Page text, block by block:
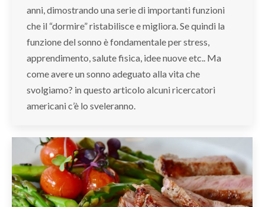
anni, dimostrando una serie di importanti funzioni
che il “dormire” ristabilisce e migliora. Se quindi la
funzione del sonno è fondamentale per stress,
apprendimento, salute fisica, idee nuove etc.. Ma
come avere un sonno adeguato alla vita che
svolgiamo? in questo articolo alcuni ricercatori
americani c’è lo sveleranno.